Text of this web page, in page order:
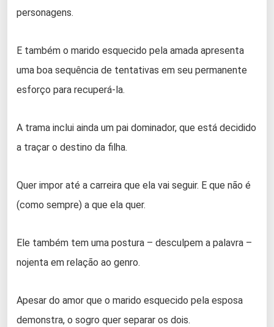
personagens.
E também o marido esquecido pela amada apresenta
uma boa sequência de tentativas em seu permanente
esforço para recuperá-la.
A trama inclui ainda um pai dominador, que está decidido
a traçar o destino da filha.
Quer impor até a carreira que ela vai seguir. E que não é
(como sempre) a que ela quer.
Ele também tem uma postura – desculpem a palavra –
nojenta em relação ao genro.
Apesar do amor que o marido esquecido pela esposa
demonstra, o sogro quer separar os dois.